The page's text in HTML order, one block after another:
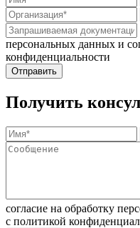
персональных данных и
конфиденциальности
Получить
согласие на обработку
с политикой